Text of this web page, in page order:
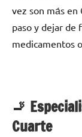
vez son mа́s en
paso у dejar dе
medicamentos
🚬
Cuarte